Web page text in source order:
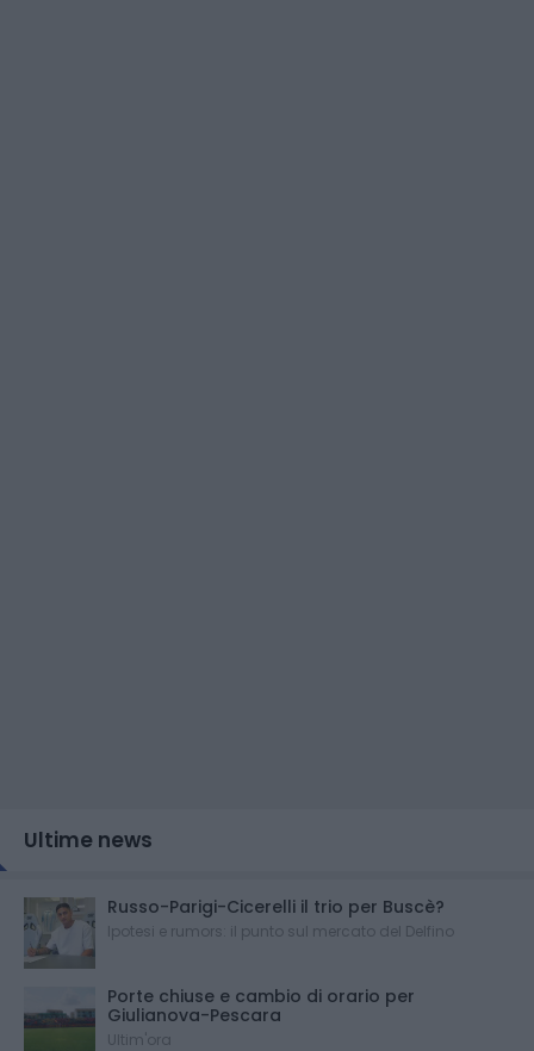
Ultime news
Russo-Parigi-Cicerelli il trio per Buscè?
Ipotesi e rumors: il punto sul mercato del Delfino
Porte chiuse e cambio di orario per
Giulianova-Pescara
Ultim'ora